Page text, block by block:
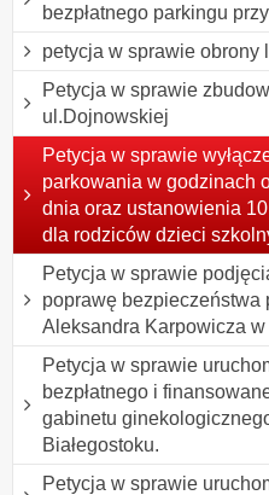
bezpłatnego parkingu
petycja w sprawie obrony
Petycja w sprawie
ul.Dojnowskiej
Petycja w sprawie
parkowania w godzinach
dnia oraz ustanowienia
dla rodziców dzieci
Petycja w sprawie
poprawę bezpieczeństwa
Aleksandra Karpowicza w
Petycja w sprawie
bezpłatnego i
gabinetu
Białegostoku.
Petycja w sprawie